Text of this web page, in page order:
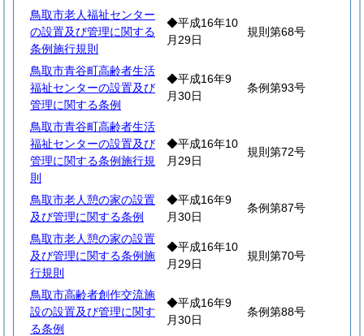
鳥取市老人福祉センター
の設置及び管理に関する
条例施行規則
◆平成16年10
月29日
規則第68号
鳥取市青谷町高齢者生活
福祉センターの設置及び
管理に関する条例
◆平成16年9
月30日
条例第93号
鳥取市青谷町高齢者生活
福祉センターの設置及び
管理に関する条例施行規
則
◆平成16年10
月29日
規則第72号
鳥取市老人憩の家の設置
及び管理に関する条例
◆平成16年9
月30日
条例第87号
鳥取市老人憩の家の設置
及び管理に関する条例施
行規則
◆平成16年10
月29日
規則第70号
鳥取市高齢者創作交流施
設の設置及び管理に関す
る条例
◆平成16年9
月30日
条例第88号